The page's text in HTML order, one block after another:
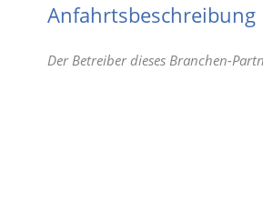
Anfahrtsbeschreibung
Der Betreiber dieses Branchen-